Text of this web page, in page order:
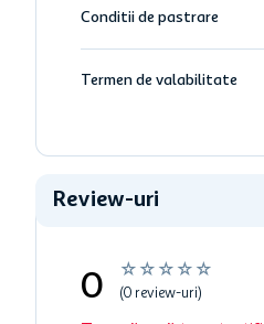
Conditii de pastrare
Termen de valabilitate
Review-uri
☆ ☆ ☆ ☆ ☆
0 (0 review-uri)